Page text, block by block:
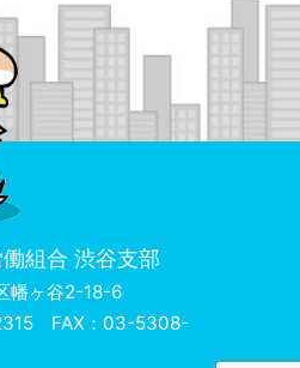
組合 渋谷支部
幡ヶ谷2-18-6
FAX：03-5308-